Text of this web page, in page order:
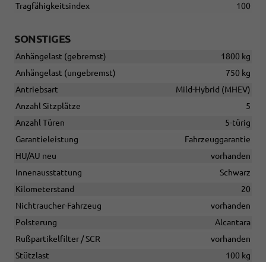
Tragfähigkeitsindex
100
SONSTIGES
Anhängelast (gebremst)
1800 kg
Anhängelast (ungebremst)
750 kg
Antriebsart
Mild-Hybrid (MHEV)
Anzahl Sitzplätze
5
Anzahl Türen
5-türig
Garantieleistung
Fahrzeuggarantie
HU/AU neu
vorhanden
Innenausstattung
Schwarz
Kilometerstand
20
Nichtraucher-Fahrzeug
vorhanden
Polsterung
Alcantara
Rußpartikelfilter / SCR
vorhanden
Stützlast
100 kg